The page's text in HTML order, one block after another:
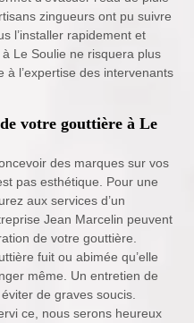
zingueurs ont pu suivre
l’installer rapidement et
Le Soulie ne risquera plus
à l’expertise des intervenants
votre gouttière à Le
des marques sur vos
pas esthétique. Pour une
aux services d’un
Jean Marcelin peuvent
de votre gouttière.
fuit ou abimée qu’elle
même. Un entretien de
de graves soucis.
ce, nous serons heureux